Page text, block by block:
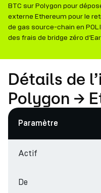
BTC sur Polygon pour
externe Ethereum pour le
de gas source-chain en
des frais de bridge zéro
Détails de
Polygon →
Paramètre
Actif
De